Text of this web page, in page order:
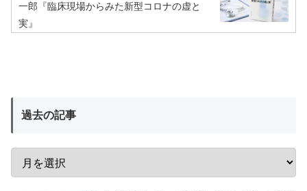
一郎『臨床現場からみた新型コロナの虚と
実』
過去の記事